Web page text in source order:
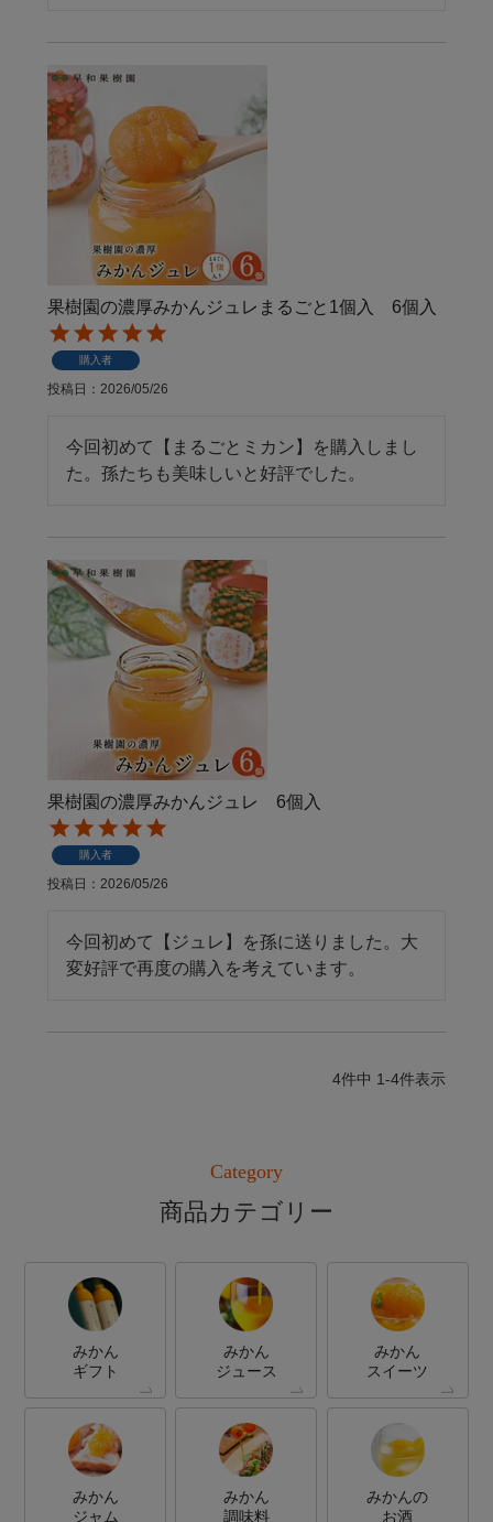
果樹園の濃厚みかんジュレまるごと1個入 6個入
購入者
投稿日 2026/05/26
今回初めて【まるごとミカン】を購入しまし
た。孫たちも美味しいと好評でした。
果樹園の濃厚みかんジュレ 6個入
購入者
投稿日 2026/05/26
今回初めて【ジュレ】を孫に送りました。大
変好評で再度の購入を考えています。
4件中 1-4件表示
Category
商品カテゴリー
みかん
ギフト
みかん
ジュース
みかん
スイーツ
みかん
ジャム
みかん
調味料
みかんの
お酒